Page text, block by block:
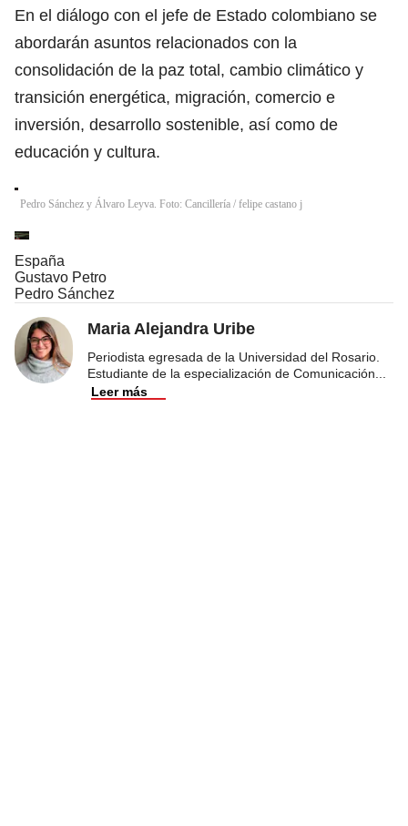
En el diálogo con el jefe de Estado colombiano se
abordarán asuntos relacionados con la
consolidación de la paz total, cambio climático y
transición energética, migración, comercio e
inversión, desarrollo sostenible, así como de
educación y cultura.
Pedro Sánchez y Álvaro Leyva. Foto: Cancillería / felipe castano j
España
Gustavo Petro
Pedro Sánchez
Maria Alejandra Uribe
Periodista egresada de la Universidad del Rosario.
Estudiante de la especialización de Comunicación
Leer más